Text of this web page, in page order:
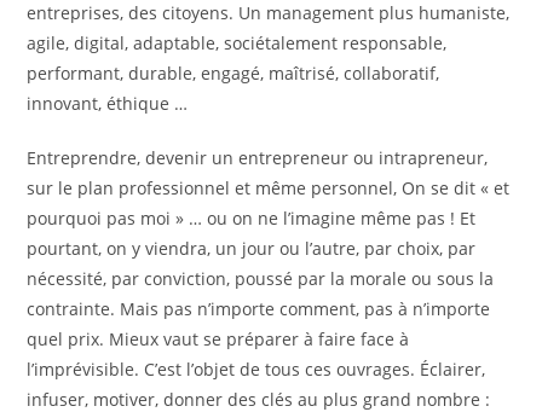
entreprises, des citoyens. Un management plus humaniste,
agile, digital, adaptable, sociétalement responsable,
performant, durable, engagé, maîtrisé, collaboratif,
innovant, éthique …
Entreprendre, devenir un entrepreneur ou intrapreneur,
sur le plan professionnel et même personnel, On se dit « et
pourquoi pas moi » … ou on ne l’imagine même pas ! Et
pourtant, on y viendra, un jour ou l’autre, par choix, par
nécessité, par conviction, poussé par la morale ou sous la
contrainte. Mais pas n’importe comment, pas à n’importe
quel prix. Mieux vaut se préparer à faire face à
l’imprévisible. C’est l’objet de tous ces ouvrages. Éclairer,
infuser, motiver, donner des clés au plus grand nombre :